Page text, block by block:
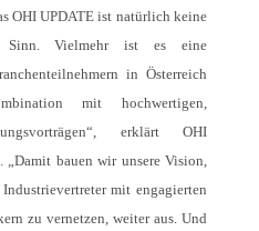
OHI UPDATE ist natürlich keine
Sinn. Vielmehr ist es eine
in Österreich
mit hochwertigen,
erklärt OHI
„Damit bauen wir unsere Vision,
mit engagierten
zu vernetzen, weiter aus. Und